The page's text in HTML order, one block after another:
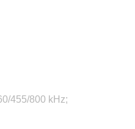
455/800 kHz;